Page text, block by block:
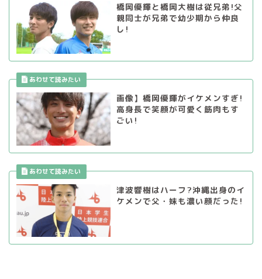
橋岡優輝と橋岡大樹は従兄弟!父
親同士が兄弟で幼少期から仲良
し!
画像】橋岡優輝がイケメンすぎ!
高身長で笑顔が可愛く筋肉もす
ごい!
津波響樹はハーフ?沖縄出身のイ
ケメンで父・妹も濃い顔だった!